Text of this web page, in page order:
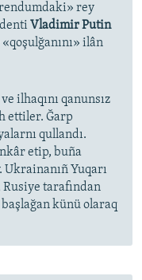
rey
Vladimir Putin
ilân
ilhaqını qanunsız
ettiler. Ğarp
qullandı.
etip, buña
Yuqarı
tarafından
künü olaraq